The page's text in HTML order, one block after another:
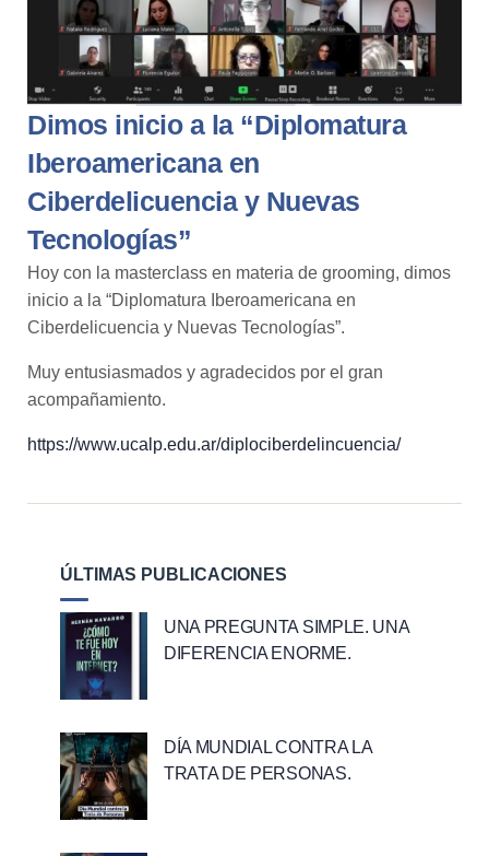
Dimos inicio a la “Diplomatura
Iberoamericana en
Ciberdelicuencia y Nuevas
Tecnologías”
Hoy con la masterclass en materia de grooming, dimos
inicio a la “Diplomatura Iberoamericana en
Ciberdelicuencia y Nuevas Tecnologías”.
Muy entusiasmados y agradecidos por el gran
acompañamiento.
https://www.ucalp.edu.ar/diplociberdelincuencia/
ÚLTIMAS PUBLICACIONES
UNA PREGUNTA SIMPLE. UNA
DIFERENCIA ENORME.
DÍA MUNDIAL CONTRA LA
TRATA DE PERSONAS.